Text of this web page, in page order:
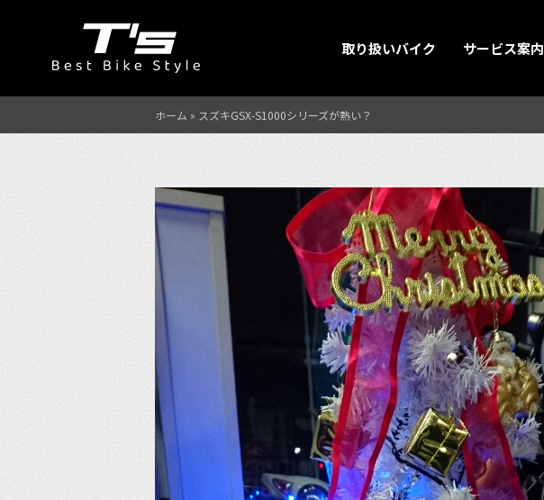
取り扱いバイク サービス案内
ホーム » スズキGSX-S1000シリーズが熱い？